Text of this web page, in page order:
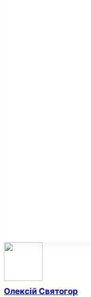
Олексій Святогор